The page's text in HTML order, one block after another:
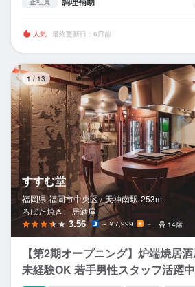
人気 最終更新日：6日前
1 / 13
すすむ堂
福岡県 福岡市中央区 / 天神南駅 253m
ろばた焼き、居酒屋
3.56 ～￥7,999 － 14席
【第2期オープニング】炉端焼居
未経験OK 若手男性スタッフ活躍